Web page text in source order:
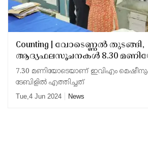
Counting | വോടെണ്ണല്‍ തുടങ്ങി,
ആദ്യഫലസൂചനകള്‍ 8.30
7.30 മണിയോടെയാണ് ഇവിഎം
ടേബിളില്‍ എത്തിച്ചത്
Tue,4 Jun 2024 News